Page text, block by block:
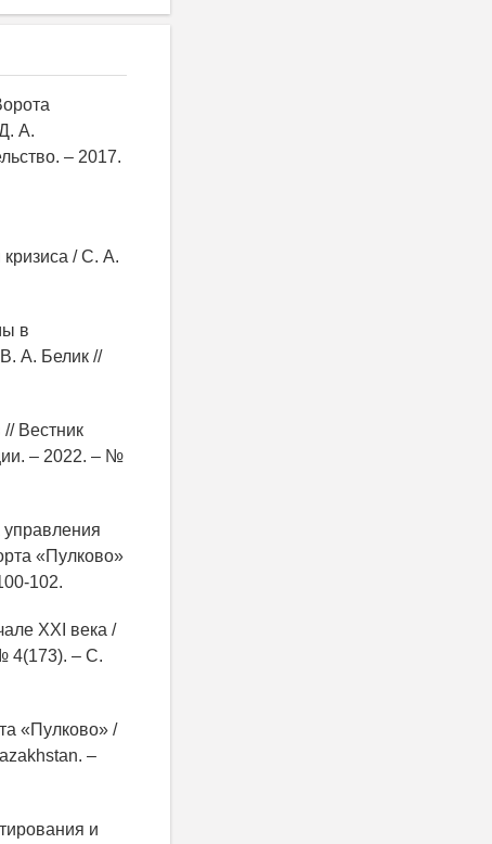
А.
– 2017.
/ С. А.
в
А. Белик //
Вестник
– 2022. – №
«Пулково»
102.
ХХI века /
4(173). – С.
«Пулково» /
–
и